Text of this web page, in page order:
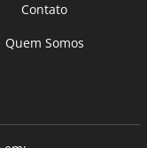
Contato
Quem Somos